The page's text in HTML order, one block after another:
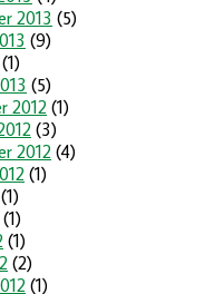
2013 (5)
(9)
(1)
(5)
2012 (1)
(3)
2012 (4)
(1)
(1)
(1)
(1)
(2)
(1)